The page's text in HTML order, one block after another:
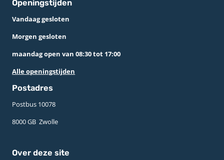
Openingstijden
Vandaag gesloten
Morgen gesloten
maandag open van 08:30 tot 17:00
Alle openingstijden
Postadres
Postbus 10078 ­
8000 GB ­ Zwolle
Over deze site